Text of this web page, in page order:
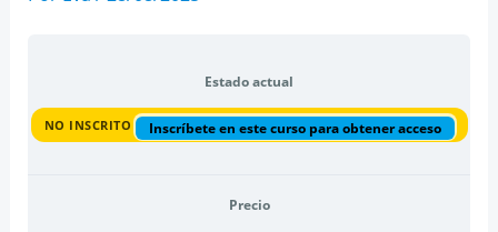
Estado actual
NO INSCRITO Inscríbete en este curso para obtener acceso
Precio